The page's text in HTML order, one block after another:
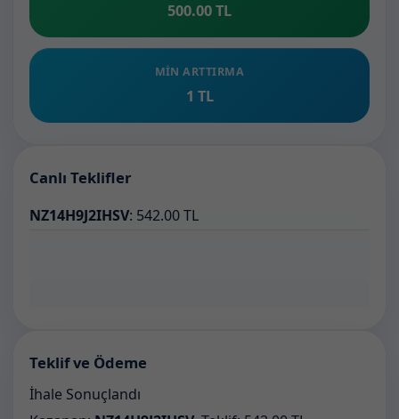
500.00 TL
MIN ARTTIRMA
1 TL
Canlı Teklifler
NZ14H9J2IHSV: 542.00 TL
Teklif ve Ödeme
İhale Sonuçlandı